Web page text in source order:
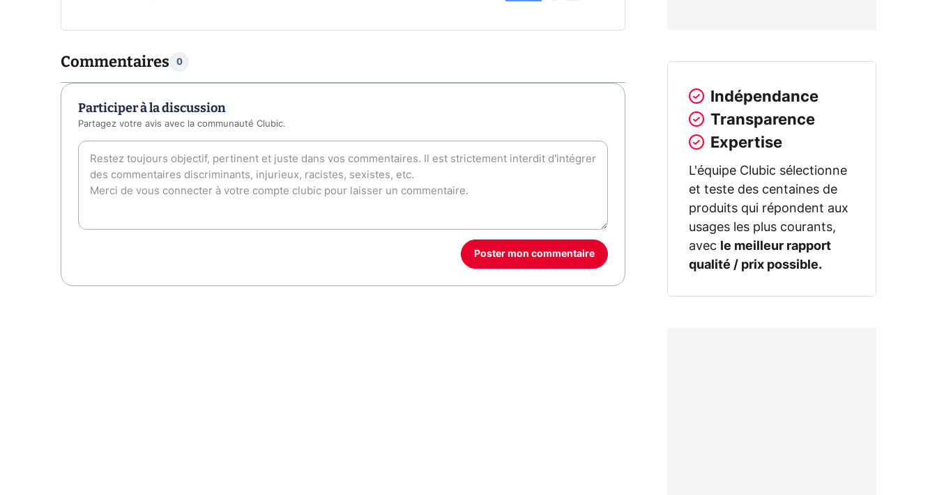
Commentaires 0
Participer à la discussion
Partagez votre avis avec la communauté Clubic.
Poster mon commentaire
Indépendance
Transparence
Expertise
L'équipe Clubic sélectionne
et teste des centaines de
produits qui répondent aux
usages les plus courants,
avec
le meilleur rapport
qualité / prix possible.